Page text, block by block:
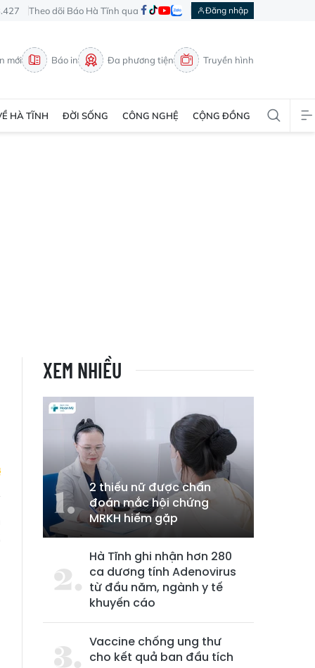
Theo dõi Báo Hà Tĩnh qua Đăng nhập
mới Báo in Đa phương tiện Truyền hình
HÀ TĨNH ĐỜI SỐNG CÔNG NGHỆ CỘNG ĐỒNG
XEM NHIỀU
2 thiếu nữ được chẩn
đoán mắc hội chứng
MRKH hiếm gặp
Hà Tĩnh ghi nhận hơn 280
ca dương tính Adenovirus
từ đầu năm, ngành y tế
khuyến cáo
Vaccine chống ung thư
cho kết quả ban đầu tích